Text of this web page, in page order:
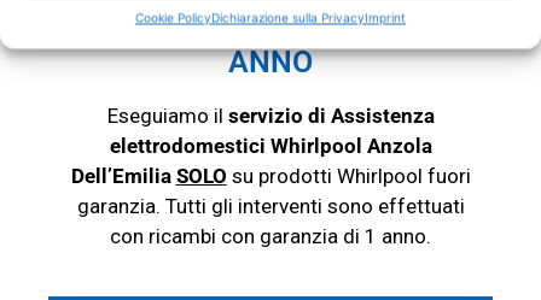
Cookie PolicyDichiarazione sulla PrivacyImprint
RICAMBI CON GARANZIA 1
ANNO
Eseguiamo il servizio di Assistenza
elettrodomestici Whirlpool Anzola
Dell’Emilia SOLO su prodotti Whirlpool fuori
garanzia. Tutti gli interventi sono effettuati
con ricambi con garanzia di 1 anno.